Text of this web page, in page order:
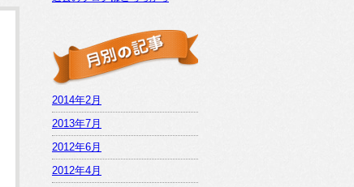
2014年2月
2013年7月
2012年6月
2012年4月